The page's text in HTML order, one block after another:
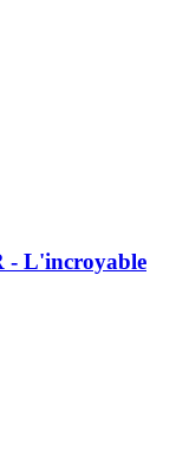
- L'incroyable